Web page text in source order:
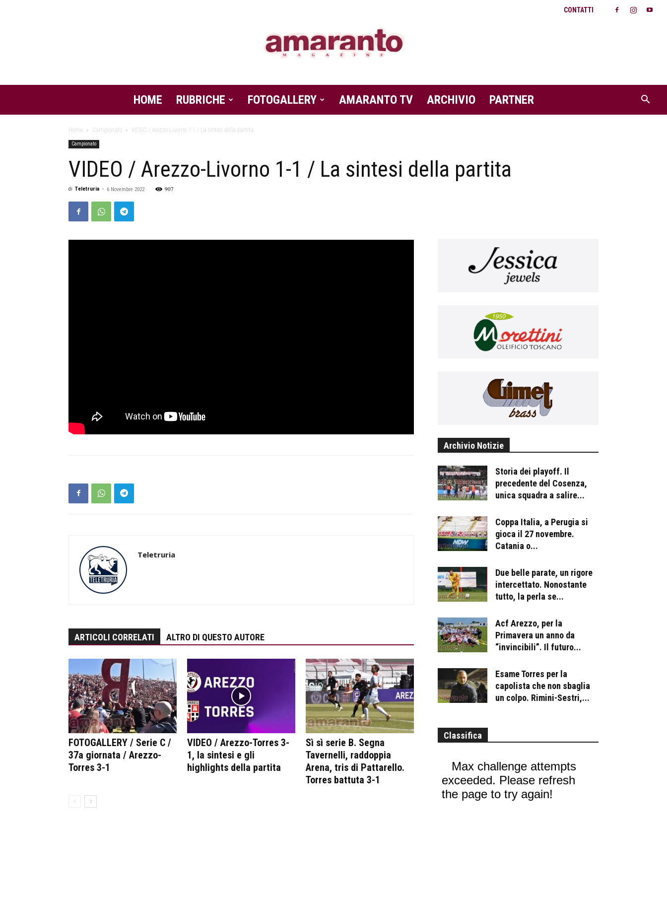
CONTATTI
Amaranto
Magazine
HOME RUBRICHE FOTOGALLERY AMARANTO TV ARCHIVIO PARTNER
Home Campionato VIDEO / Arezzo-Livorno 1-1 / La sintesi della partita
Campionato
VIDEO / Arezzo-Livorno 1-1 / La sintesi della partita
di Teletruria - 6 Novembre 2022 907
Teletruria
ARTICOLI CORRELATI ALTRO DI QUESTO AUTORE
FOTOGALLERY / Serie C /
37a giornata / Arezzo-
Torres 3-1
VIDEO / Arezzo-Torres 3-
1, la sintesi e gli
highlights della partita
Sì sì serie B. Segna
Tavernelli, raddoppia
Arena, tris di Pattarello.
Torres battuta 3-1
Archivio Notizie
Storia dei playoff. Il
precedente del Cosenza,
unica squadra a salire...
Coppa Italia, a Perugia si
gioca il 27 novembre.
Catania o...
Due belle parate, un rigore
intercettato. Nonostante
tutto, la perla se...
Acf Arezzo, per la
Primavera un anno da
“invincibili”. Il futuro...
Esame Torres per la
capolista che non sbaglia
un colpo. Rimini-Sestri,...
Classifica